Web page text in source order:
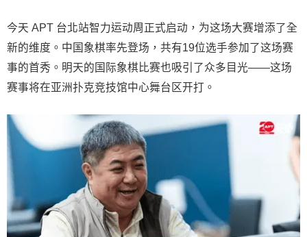
今天 APT 台北站智力运动周正式启动，为这场大赛增添了全
新的维度。中国象棋率先登场，共有19位选手参加了这场赛
事的首秀。明天的国际象棋比赛也吸引了众多目光——这场
赛事将在亚洲扑克竞技馆中心舞台区开打。